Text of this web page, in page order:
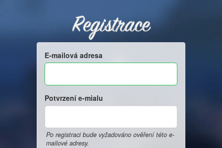
Registrace
E-mailová adresa
Potvrzení e-mialu
Po registraci bude vyžadováno ověření této e-
mailové adresy.